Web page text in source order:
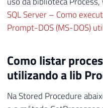
SQL Server – Como
Prompt-DOS (MS-DOS)
Como listar
utilizando a lib
Na Stored Procedure